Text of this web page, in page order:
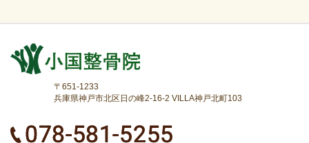
〒651-1233
兵庫県神戸市北区日の峰2-16-2 VILLA神戸北町103